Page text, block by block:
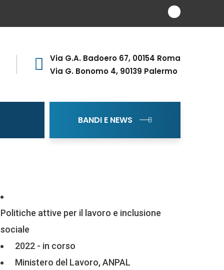
Via G.A. Badoero 67, 00154 Roma
Via G. Bonomo 4, 90139 Palermo
BANDI E NEWS
Politiche attive per il lavoro e inclusione
sociale
2022 - in corso
Ministero del Lavoro, ANPAL